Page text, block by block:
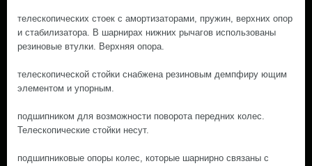
телескопических стоек с амортизаторами, пружин, верхних опор
и стабилизатора. В шарнирах нижних рычагов использованы
резиновые втулки. Верхняя опора.
телескопической стойки снабжена резиновым демпфиру ющим
элементом и упорным.
подшипником для возможности поворота передних колес.
Телескопические стойки несут.
подшипниковые опоры колес, которые шарнирно связаны с